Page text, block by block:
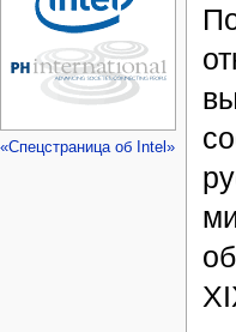
«Спецстраница об Intel»